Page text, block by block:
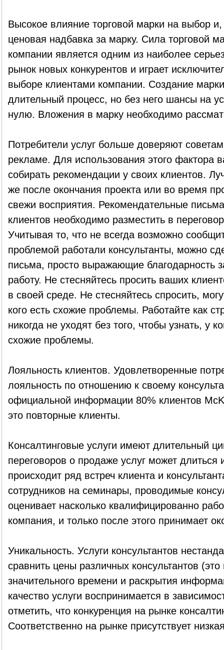
Высокое влияние торговой марки на выбор
ценовая надбавка за марку. Сила торговой
компании является одним из наиболее
рынок новых конкурентов и играет
выборе клиентами компании. Создание
длительный процесс, но без него шансы на
нулю. Вложения в марку необходимо
Потребители услуг больше доверяют
рекламе. Для использования этого фактора
собирать рекомендации у своих клиентов.
же после окончания проекта или во время
свежи восприятия. Рекомендательные
клиентов необходимо разместить в
Учитывая то, что не всегда возможно
проблемой работали консультанты, можно
письма, просто выражающие благодарность
работу. Не стесняйтесь просить ваших
в своей среде. Не стесняйтесь спросить,
кого есть схожие проблемы. Работайте как
никогда не уходят без того, чтобы узнать, у
схожие проблемы.
Лояльность клиентов. Удовлетворенные
лояльность по отношению к своему
официальной информации 80% клиентов
это повторные клиенты.
Консалтинговые услуги имеют длительный
переговоров о продаже услуг может длиться
происходит ряд встреч клиента и
сотрудников на семинары, проводимые
оценивает насколько квалифицированно
компания, и только после этого принимает
Уникальность. Услуги консультантов
сравнить цены различных консультантов (это
значительного времени и раскрытия
качество услуги воспринимается в
отметить, что конкуренция на рынке
Соответственно на рынке присутствует